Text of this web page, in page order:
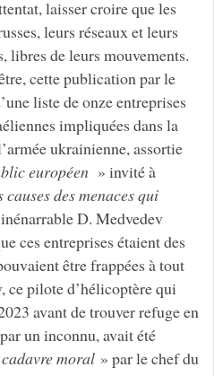
laisser croire que les
leurs réseaux et leurs
libres de leurs mouvements.
cette publication par le
liste de onze entreprises
impliquées dans la
ukrainienne, assortie
européen » invité à
des menaces qui
D. Medvedev
ces entreprises étaient des
être frappées à tout
pilote d’hélicoptère qui
avant de trouver refuge en
un inconnu, avait été
cadavre moral» par le chef du